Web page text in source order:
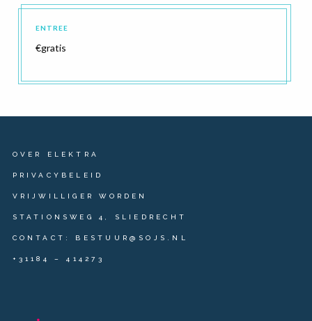
ENTREE
€gratis
OVER ELEKTRA
PRIVACYBELEID
VRIJWILLIGER WORDEN
STATIONSWEG 4, SLIEDRECHT
CONTACT: BESTUUR@SOJS.NL
+31184 – 414273